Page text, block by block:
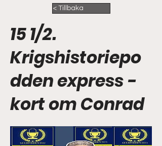
< Tillbaka
15 1/2.
Krigshistoriepo
dden express -
kort om Conrad